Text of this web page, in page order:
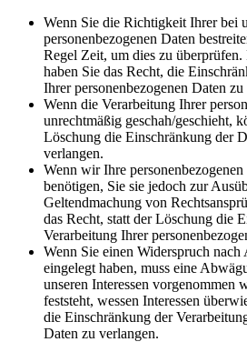
Wenn Sie die Richtigkeit Ihrer bei
personenbezogenen Daten
Regel Zeit, um dies zu
haben Sie das Recht, die
Ihrer personenbezogenen Daten zu
Wenn die Verarbeitung Ihrer
unrechtmäßig geschah/geschieht,
Löschung die Einschränkung der
verlangen.
Wenn wir Ihre
benötigen, Sie sie jedoch zur
Geltendmachung von
das Recht, statt der Löschung die
Verarbeitung Ihrer
Wenn Sie einen Widerspruch
eingelegt haben, muss eine
unseren Interessen vorgenommen
feststeht, wessen Interessen
die Einschränkung der
Daten zu verlangen.